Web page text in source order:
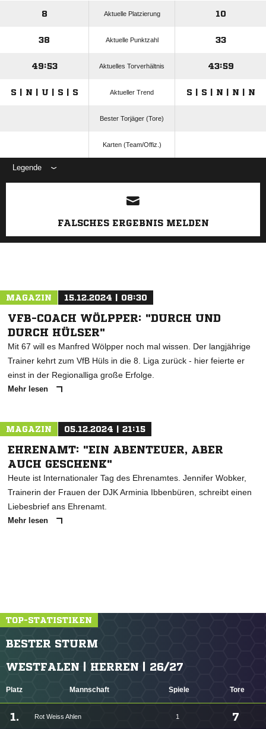
8 Aktuelle Platzierung 10
38 Aktuelle Punktzahl 33
49:53 Aktuelles Torverhältnis 43:59
S | N | U | S | S Aktueller Trend S | S | N | N | N
Bester Torjäger (Tore)
Karten (Team/Offiz.)
Legende
ANZEIGE
FALSCHES ERGEBNIS MELDEN
MAGAZIN 15.12.2024 | 08:30
VFB-COACH WÖLPPER: "DURCH UND
DURCH HÜLSER"
Mit 67 will es Manfred Wölpper noch mal wissen. Der langjährige
Trainer kehrt zum VfB Hüls in die 8. Liga zurück - hier feierte er
einst in der Regionalliga große Erfolge.
Mehr lesen
MAGAZIN 05.12.2024 | 21:15
EHRENAMT: "EIN ABENTEUER, ABER
AUCH GESCHENK"
Heute ist Internationaler Tag des Ehrenamtes. Jennifer Wobker,
Trainerin der Frauen der DJK Arminia Ibbenbüren, schreibt einen
Liebesbrief ans Ehrenamt.
Mehr lesen
TOP-STATISTIKEN
BESTER STURM
WESTFALEN | HERREN | 26/27
Platz Mannschaft Spiele Tore
1. Rot Weiss Ahlen 1 7